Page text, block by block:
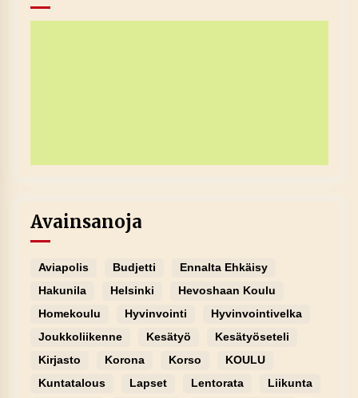
Avainsanoja
Aviapolis Budjetti
Ennalta Ehkäisy
Hakunila
Helsinki
Hevoshaan Koulu
Homekoulu
Hyvinvointi
Hyvinvointivelka
Joukkoliikenne
Kesätyö
Kesätyöseteli
Kirjasto
Korona Korso
KOULU
Kuntatalous
Lapset Lentorata
Liikunta